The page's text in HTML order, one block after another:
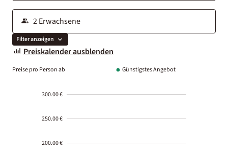
Filter anzeigen
Preiskalender ausblenden
Preise pro Person ab Günstigstes Angebot
300.00 €
250.00 €
200.00 €